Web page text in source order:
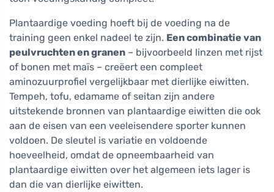
Plantaardige voeding hoeft bij de voeding na de
training geen enkel nadeel te zijn. Een combinatie van
peulvruchten en granen – bijvoorbeeld linzen met rijst
of bonen met maïs – creëert een compleet
aminozuurprofiel vergelijkbaar met dierlijke eiwitten.
Tempeh, tofu, edamame of seitan zijn andere
uitstekende bronnen van plantaardige eiwitten die ook
aan de eisen van een veeleisendere sporter kunnen
voldoen. De sleutel is variatie en voldoende
hoeveelheid, omdat de opneembaarheid van
plantaardige eiwitten over het algemeen iets lager is
dan die van dierlijke eiwitten.